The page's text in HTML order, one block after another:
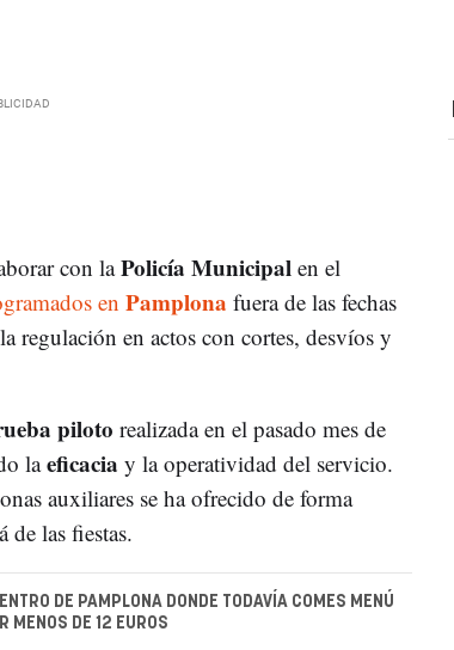
con laPolicía Municipal en el
en Pamplona fuera de las fechas
regulación en actos con cortes, desvíos y
piloto realizada en el pasado mes de
laeficacia y la operatividad del servicio.
auxiliares se ha ofrecido de forma
de las fiestas.
DE PAMPLONA DONDE TODAVÍA COMES MENÚ
MENOS DE 12 EUROS